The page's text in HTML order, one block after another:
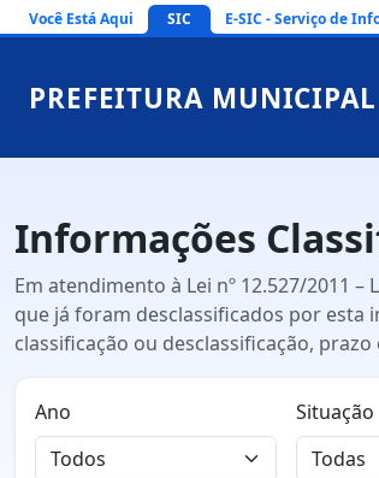
Você Está Aqui SIC E-SIC - Serviço de
PREFEITURA
Informações
Em atendimento à Lei nº 12.527/2011
que já foram desclassificados por esta
classificação ou desclassificação,
Ano Situação